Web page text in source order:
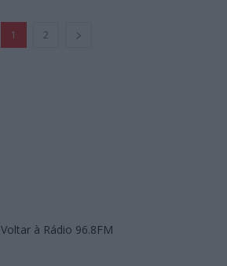
1 2
Voltar à Rádio 96.8FM